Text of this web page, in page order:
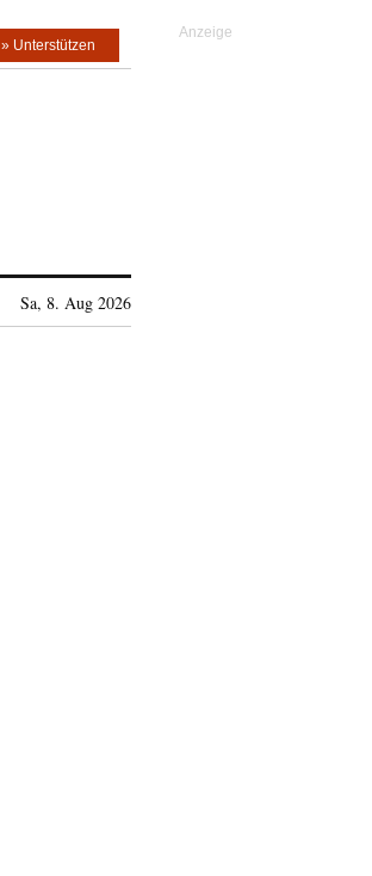
» Unterstützen
Sa, 8. Aug 2026